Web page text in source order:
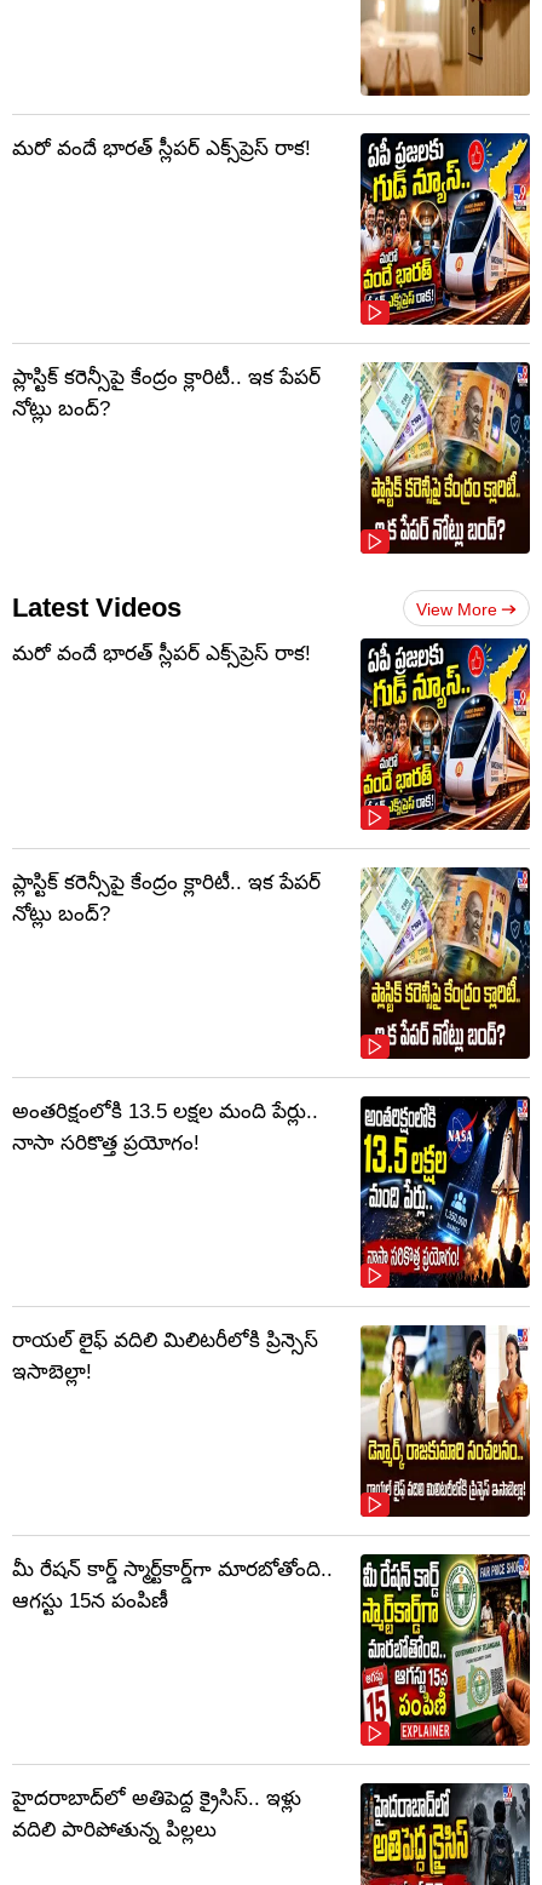
మరో వందే భారత్ స్లీపర్ ఎక్స్‌ప్రెస్ రాక!
ప్లాస్టిక్‌ కరెన్సీపై కేంద్రం క్లారిటీ.. ఇక పేపర్‌
నోట్లు బంద్‌?
Latest Videos View More
మరో వందే భారత్ స్లీపర్ ఎక్స్‌ప్రెస్ రాక!
ప్లాస్టిక్‌ కరెన్సీపై కేంద్రం క్లారిటీ.. ఇక పేపర్‌
నోట్లు బంద్‌?
అంతరిక్షంలోకి 13.5 లక్షల మంది పేర్లు..
నాసా సరికొత్త ప్రయోగం!
రాయల్ లైఫ్ వదిలి మిలిటరీలోకి ప్రిన్సెస్
ఇసాబెల్లా!
మీ రేషన్ కార్డ్ స్మార్ట్‌కార్డ్‌గా మారబోతోంది..
ఆగస్టు 15న పంపిణీ
హైదరాబాద్‌లో అతిపెద్ద క్రైసిస్.. ఇళ్లు
వదిలి పారిపోతున్న పిల్లలు